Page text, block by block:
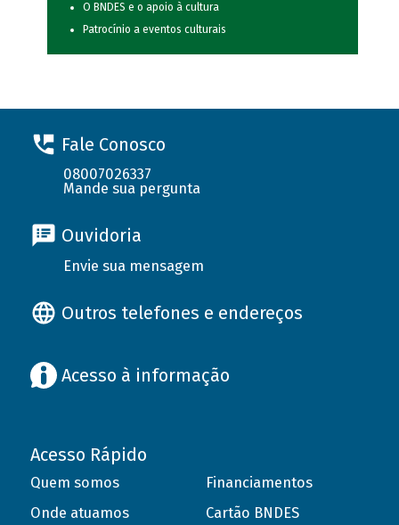
O BNDES e o apoio à cultura
Patrocínio a eventos culturais
Fale Conosco
08007026337
Mande sua pergunta
Ouvidoria
Envie sua mensagem
Outros telefones e endereços
Acesso à informação
Acesso Rápido
Quem somos
Onde atuamos
Financiamentos
Cartão BNDES